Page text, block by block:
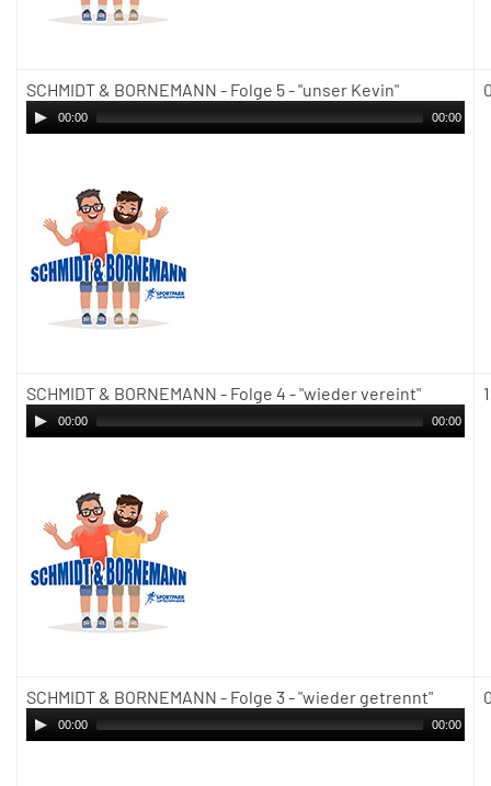
SCHMIDT & BORNEMANN - Folge 5 - "unser Kevin"
00:00 00:00
SCHMIDT & BORNEMANN - Folge 4 - "wieder vereint"
00:00 00:00
SCHMIDT & BORNEMANN - Folge 3 - "wieder getrennt"
00:00 00:00